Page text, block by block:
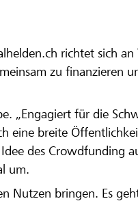
richtet sich an
zu finanzieren
„Engagiert für die
eine breite
des Crowdfunding
um.
Nutzen bringen. Es